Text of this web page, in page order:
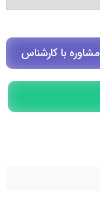
مشاوره با کارشناس
مشاوره در روبیکا
تلگرام